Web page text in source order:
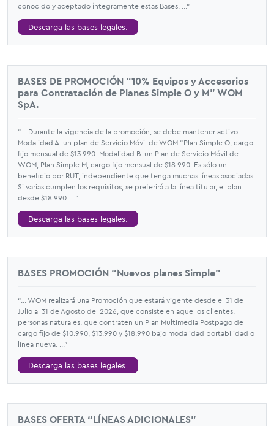
conocido y aceptado íntegramente estas Bases. ...”
Descarga las bases legales.
BASES DE PROMOCIÓN “10% Equipos y Accesorios
para Contratación de Planes Simple O y M" WOM
SpA.
“... Durante la vigencia de la promoción, se debe mantener activo:
Modalidad A: un plan de Servicio Móvil de WOM “Plan Simple O, cargo
fijo mensual de $13.990. Modalidad B: un Plan de Servicio Móvil de
WOM, Plan Simple M, cargo fijo mensual de $18.990. Es sólo un
beneficio por RUT, independiente que tenga muchas líneas asociadas.
Si varias cumplen los requisitos, se preferirá a la línea titular, el plan
desde $18.990. ...”
Descarga las bases legales.
BASES PROMOCIÓN “Nuevos planes Simple”
“... WOM realizará una Promoción que estará vigente desde el 31 de
Julio al 31 de Agosto del 2026, que consiste en aquellos clientes,
personas naturales, que contraten un Plan Multimedia Postpago de
cargo fijo de $10.990, $13.990 y $18.990 bajo modalidad portabilidad o
linea nueva. ...”
Descarga las bases legales.
BASES OFERTA “LÍNEAS ADICIONALES”